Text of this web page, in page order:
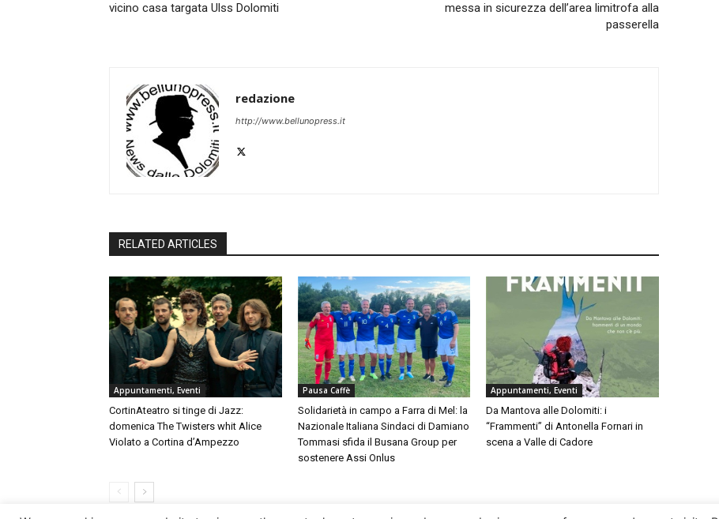
vicino casa targata Ulss Dolomiti
messa in sicurezza dell’area limitrofa alla
passerella
redazione
http://www.bellunopress.it
RELATED ARTICLES
Appuntamenti, Eventi
CortinAteatro si tinge di Jazz:
domenica The Twisters whit Alice
Violato a Cortina d’Ampezzo
Pausa Caffè
Solidarietà in campo a Farra di Mel: la
Nazionale Italiana Sindaci di Damiano
Tommasi sfida il Busana Group per
sostenere Assi Onlus
Appuntamenti, Eventi
Da Mantova alle Dolomiti: i
“Frammenti” di Antonella Fornari in
scena a Valle di Cadore